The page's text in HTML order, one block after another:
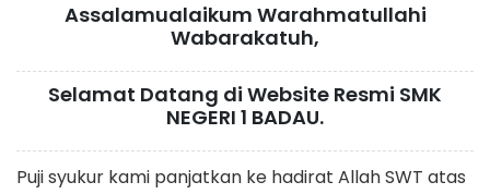
Assalamualaikum Warahmatullahi
Wabarakatuh,
Selamat Datang di Website Resmi SMK
NEGERI 1 BADAU.
Puji syukur kami panjatkan ke hadirat Allah SWT atas